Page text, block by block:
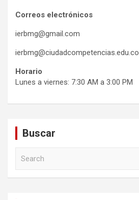
Correos electrónicos
ierbmg@gmail.com
ierbmg@ciudadcompetencias.edu.co
Horario
Lunes a viernes: 7:30 AM a 3:00 PM
Buscar